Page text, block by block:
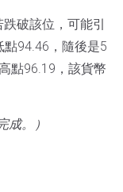
破該位，可能引
94.46，隨後是5
點96.19，該貨幣
成。）